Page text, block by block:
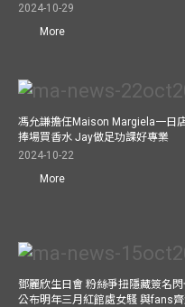
2024-10-29
More
馮允謙擔任Maison Margiela一日
捧場買香水 Jay做足功課好專業
2024-10-22
More
鄧麗欣生日會 粉絲爭扭隱藏簽名
公布明年三月紅館處女騷 與fans